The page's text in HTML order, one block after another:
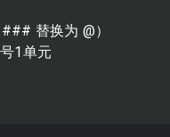
替换为 @）
1单元